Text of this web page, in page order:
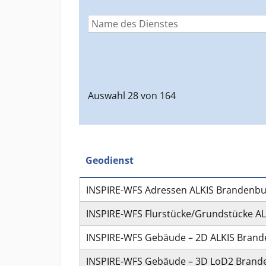
Auswahl 28von 164
Geodienst
INSPIRE-WFS Adressen ALKIS
INSPIRE-WFS Flurstücke/Grundstücke
INSPIRE-WFS Gebäude – 2D ALKIS
INSPIRE-WFS Gebäude – 3D LoD2